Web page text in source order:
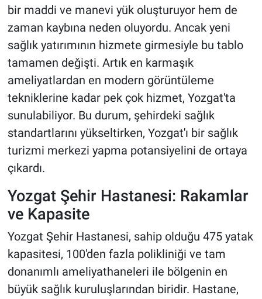
bir maddi ve manevi yük oluşturuyor hem de
zaman kaybına neden oluyordu. Ancak yeni
sağlık yatırımının hizmete girmesiyle bu tablo
tamamen değişti. Artık en karmaşık
ameliyatlardan en modern görüntüleme
tekniklerine kadar pek çok hizmet, Yozgat'ta
sunulabiliyor. Bu durum, şehirdeki sağlık
standartlarını yükseltirken, Yozgat'ı bir sağlık
turizmi merkezi yapma potansiyelini de ortaya
çıkardı.
Yozgat Şehir Hastanesi: Rakamlar
ve Kapasite
Yozgat Şehir Hastanesi, sahip olduğu 475 yatak
kapasitesi, 100'den fazla polikliniği ve tam
donanımlı ameliyathaneleri ile bölgenin en
büyük sağlık kuruluşlarından biridir. Hastane,